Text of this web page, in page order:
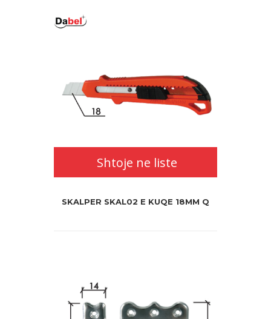
Shtoje ne liste
SKALPER SKAL02 E KUQE 18MM Q